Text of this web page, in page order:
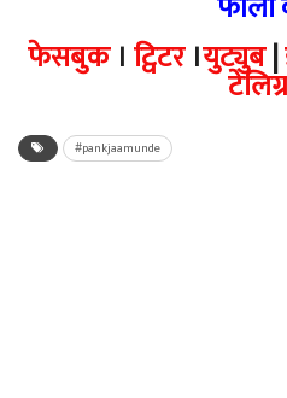
फेसबुक। ट्विटर।युट्युब|
#pankjaamunde